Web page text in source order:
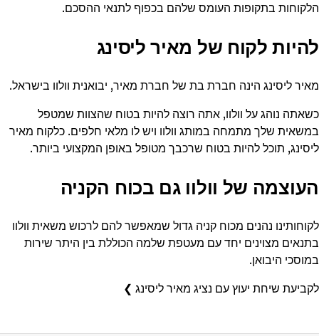
הלקוחות בתקופות העומס שלהם בכפוף לתנאי ההסכם.
להיות לקוח של מאיר ליסינג
מאיר ליסינג הינה חברת בת של חברת מאיר, יבואנית וולוו בישראל.
כשאתה נוהג על וולוו, אתה רוצה להיות בטוח שהצוות שמטפל
במשאית שלך מתמחה במותג וולוו ויש לו מלאי חלפים. כלקוח מאיר
ליסינג, תוכל להיות בטוח שרכבך מטופל באופן המקצועי ביותר.
העוצמה של וולוו גם בכוח הקניה
לקוחותינו נהנים מכוח קניה גדול שמאפשר להם לרכוש משאית וולוו
בתנאים מצוינים יחד עם מעטפת שלמה הכוללת בין היתר שירות
במוסכי היבואן.
לקביעת שיחת יעוץ עם נציג מאיר ליסינג ❯